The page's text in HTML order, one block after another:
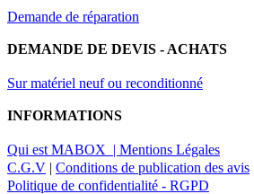
Demande de réparation
DEMANDE DE DEVIS - ACHATS
Sur matériel neuf ou reconditionné
INFORMATIONS
Qui est MABOX | Mentions Légales
C.G.V | Conditions de publication des avis
Politique de confidentialité - RGPD